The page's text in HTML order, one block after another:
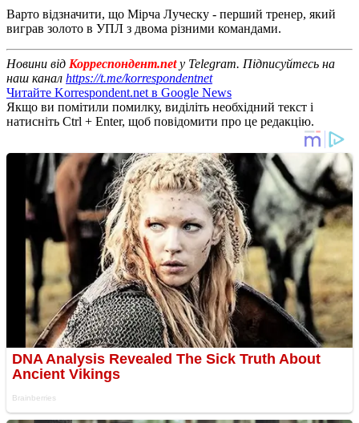
Варто відзначити, що Мірча Луческу - перший тренер, який
виграв золото в УПЛ з двома різними командами.
Новини від Корреспондент.netу Telegram. Підписуйтесь на
наш канал https://t.me/korrespondentnet
Читайте Korrespondent.net в Google News
Якщо ви помітили помилку, виділіть необхідний текст і
натисніть Ctrl + Enter, щоб повідомити про це редакцію.